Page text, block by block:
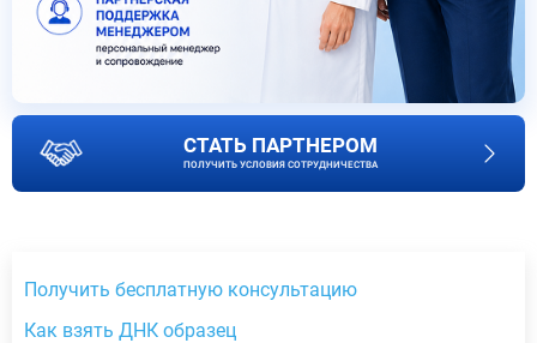
СТАТЬ ПАРТНЕРОМ
ПОЛУЧИТЬ УСЛОВИЯ СОТРУДНИЧЕСТВА
Получить бесплатную консультацию
Как взять ДНК образец